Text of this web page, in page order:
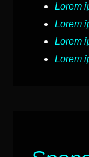
Lorem
Lorem
Lorem
Lorem